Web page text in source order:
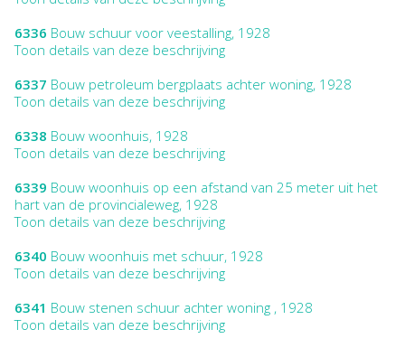
6336 Bouw schuur voor veestalling, 1928
Toon details van deze beschrijving
6337 Bouw petroleum bergplaats achter woning, 1928
Toon details van deze beschrijving
6338 Bouw woonhuis, 1928
Toon details van deze beschrijving
6339 Bouw woonhuis op een afstand van 25 meter uit het
hart van de provincialeweg, 1928
Toon details van deze beschrijving
6340 Bouw woonhuis met schuur, 1928
Toon details van deze beschrijving
6341 Bouw stenen schuur achter woning , 1928
Toon details van deze beschrijving